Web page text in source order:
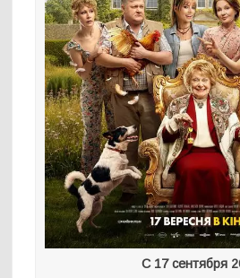
С 17 сентября